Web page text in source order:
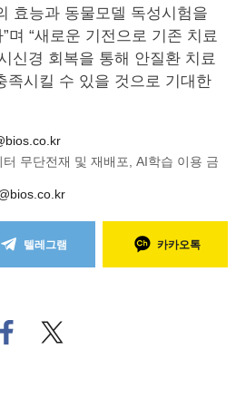
효능과 동물모델 독성시험을
며 “새로운 기전으로 기존 치료
신경 회복을 통해 안질환 치료
족시킬 수 있을 것으로 기대한
무단전재 및 재배포, AI학습 이용 금
텔레그램 카카오톡
페
이
트위
터로